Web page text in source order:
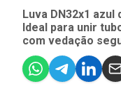
Luva DN32x1
Ideal para unir
com vedação